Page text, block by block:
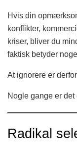
Hvis din
konflikter,
kriser, bliver du
faktisk betyder
At ignorere er
Nogle gange er
Radikal